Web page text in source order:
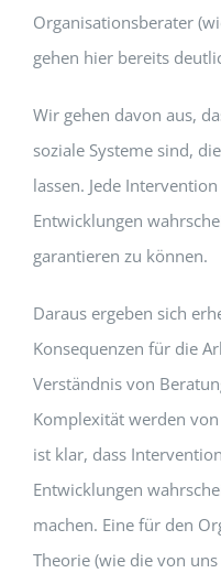
Organisationsberater
gehen hier bereits
Wir gehen davon aus,
soziale Systeme sind,
lassen. Jede
Entwicklungen
garantieren zu können.
Daraus ergeben sich
Konsequenzen für die
Verständnis von
Komplexität werden
ist klar, dass
Entwicklungen
machen. Eine für den
Theorie (wie die von